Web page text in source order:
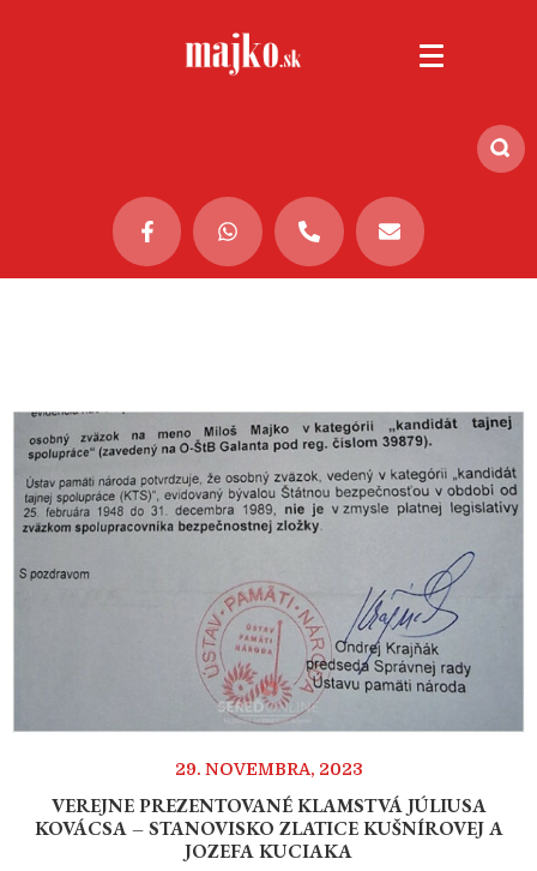
29. NOVEMBRA, 2023
VEREJNE PREZENTOVANÉ KLAMSTVÁ JÚLIUSA
KOVÁCSA – STANOVISKO ZLATICE KUŠNÍROVEJ A
JOZEFA KUCIAKA